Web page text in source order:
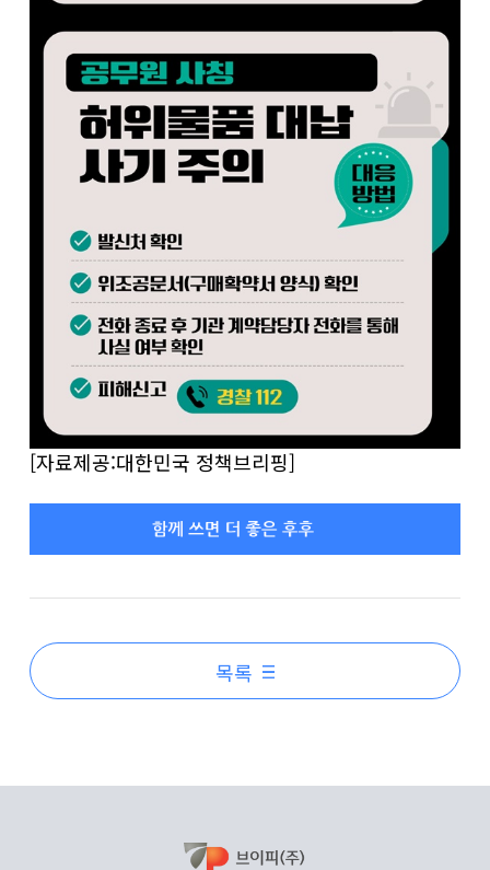
[자료제공:대한민국 정책브리핑]
목록